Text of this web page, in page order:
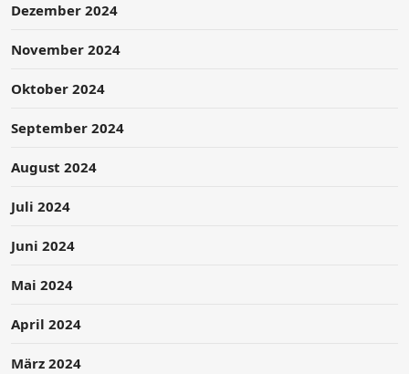
Dezember 2024
November 2024
Oktober 2024
September 2024
August 2024
Juli 2024
Juni 2024
Mai 2024
April 2024
März 2024